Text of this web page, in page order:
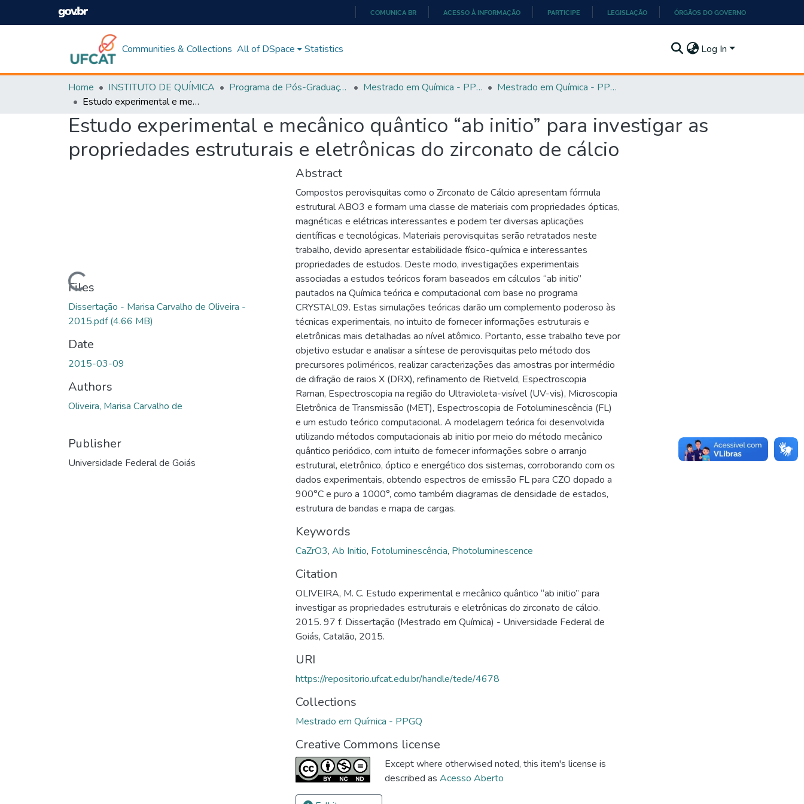
CONTEÚDO
COMUNICA BR ACESSO À INFORMAÇÃO PARTICIPE LEGISLAÇÃO ÓRGÃOS DO GOVERNO
Communities & Collections All of DSpace Statistics Log In
Home INSTITUTO DE QUÍMICA Programa de Pós-Graduação em Química - PPGQ Mestrado em Química - PPGQ
Mestrado em Química - PPGQ
Estudo experimental e mecânico quântico “ab initio” para investigar as propriedades estruturais e eletrônicas do zirconato de cálcio
Estudo experimental e mecânico quântico “ab initio” para investigar as
propriedades estruturais e eletrônicas do zirconato de cálcio
Loading...
Files
Dissertação - Marisa Carvalho de Oliveira -
2015.pdf(4.66 MB)
Date
2015-03-09
Authors
Oliveira, Marisa Carvalho de
Publisher
Universidade Federal de Goiás
Abstract
Compostos perovisquitas como o Zirconato de Cálcio apresentam fórmula
estrutural ABO3 e formam uma classe de materiais com propriedades ópticas,
magnéticas e elétricas interessantes e podem ter diversas aplicações
científicas e tecnológicas. Materiais perovisquitas serão retratados neste
trabalho, devido apresentar estabilidade físico-química e interessantes
propriedades de estudos. Deste modo, investigações experimentais
associadas a estudos teóricos foram baseados em cálculos “ab initio”
pautados na Química teórica e computacional com base no programa
CRYSTAL09. Estas simulações teóricas darão um complemento poderoso às
técnicas experimentais, no intuito de fornecer informações estruturais e
eletrônicas mais detalhadas ao nível atômico. Portanto, esse trabalho teve por
objetivo estudar e analisar a síntese de perovisquitas pelo método dos
precursores poliméricos, realizar caracterizações das amostras por intermédio
de difração de raios X (DRX), refinamento de Rietveld, Espectroscopia
Raman, Espectroscopia na região do Ultravioleta-visível (UV-vis), Microscopia
Eletrônica de Transmissão (MET), Espectroscopia de Fotoluminescência (FL)
e um estudo teórico computacional. A modelagem teórica foi desenvolvida
utilizando métodos computacionais ab initio por meio do método mecânico
quântico periódico, com intuito de fornecer informações sobre o arranjo
estrutural, eletrônico, óptico e energético dos sistemas, corroborando com os
dados experimentais, obtendo espectros de emissão FL para CZO dopado a
900°C e puro a 1000°, como também diagramas de densidade de estados,
estrutura de bandas e mapa de cargas.
Keywords
CaZrO3, Ab Initio, Fotoluminescência, Photoluminescence
Citation
OLIVEIRA, M. C. Estudo experimental e mecânico quântico “ab initio” para
investigar as propriedades estruturais e eletrônicas do zirconato de cálcio.
2015. 97 f. Dissertação (Mestrado em Química) - Universidade Federal de
Goiás, Catalão, 2015.
URI
https://repositorio.ufcat.edu.br/handle/tede/4678
Collections
Mestrado em Química - PPGQ
Creative Commons license
Except where otherwised noted, this item's license is
described as Acesso Aberto